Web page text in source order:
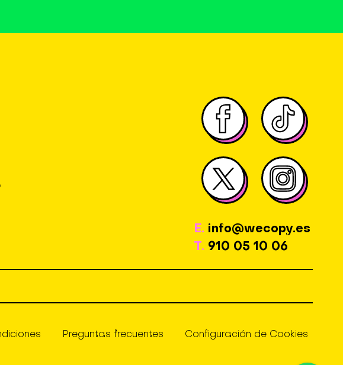
E. info@wecopy.es
T. 910 05 10 06
Preguntas frecuentes Configuración de Cookies